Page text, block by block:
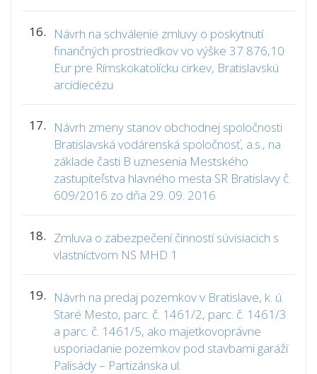
16.
Návrh na schválenie zmluvy o poskytnutí
finančných prostriedkov vo výške 37 876,10
Eur pre Rímskokatolícku cirkev, Bratislavskú
arcidiecézu
17.
Návrh zmeny stanov obchodnej spoločnosti
Bratislavská vodárenská spoločnosť, a.s., na
základe časti B uznesenia Mestského
zastupiteľstva hlavného mesta SR Bratislavy č.
609/2016 zo dňa 29. 09. 2016
18. Zmluva o zabezpečení činností súvisiacich s
vlastníctvom NS MHD 1
19.
Návrh na predaj pozemkov v Bratislave, k. ú.
Staré Mesto, parc. č. 1461/2, parc. č. 1461/3
a parc. č. 1461/5, ako majetkovoprávne
usporiadanie pozemkov pod stavbami garáží
Palisády – Partizánska ul.